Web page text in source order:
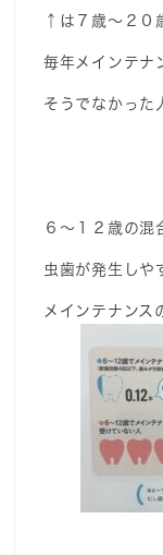
↑は７歳〜２０
毎年メインテナ
そうでなかった
６〜１２歳の混
虫歯が発生しや
メインテナンス